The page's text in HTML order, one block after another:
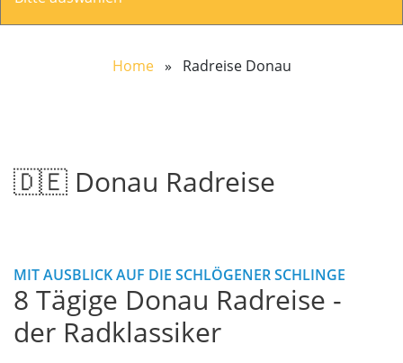
Home» Radreise Donau
🇩🇪 Donau Radreise
MIT AUSBLICK AUF DIE SCHLÖGENER SCHLINGE
8 Tägige Donau Radreise -
der Radklassiker